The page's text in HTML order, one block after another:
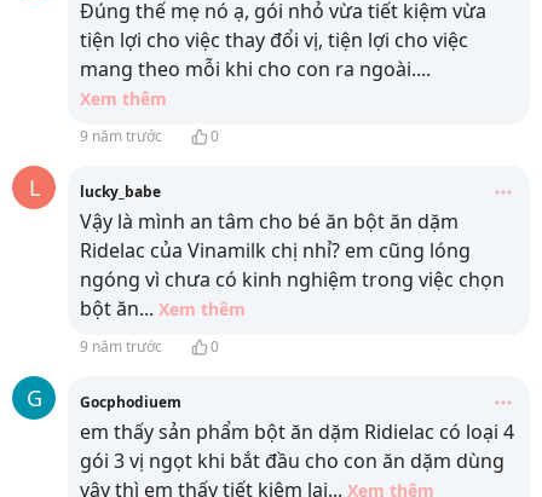
Đúng thế mẹ nó ạ, gói nhỏ vừa tiết kiệm vừa
tiện lợi cho việc thay đổi vị, tiện lợi cho việc
mang theo mỗi khi cho con ra ngoài....
Xem thêm
9 năm trước 0
L lucky_babe
Vậy là mình an tâm cho bé ăn bột ăn dặm
Ridelac của Vinamilk chị nhỉ? em cũng lóng
ngóng vì chưa có kinh nghiệm trong việc chọn
bột ăn... Xem thêm
9 năm trước 0
G Gocphodiuem
em thấy sản phẩm bột ăn dặm Ridielac có loại 4
gói 3 vị ngọt khi bắt đầu cho con ăn dặm dùng
vậy thì em thấy tiết kiệm lại... Xem thêm